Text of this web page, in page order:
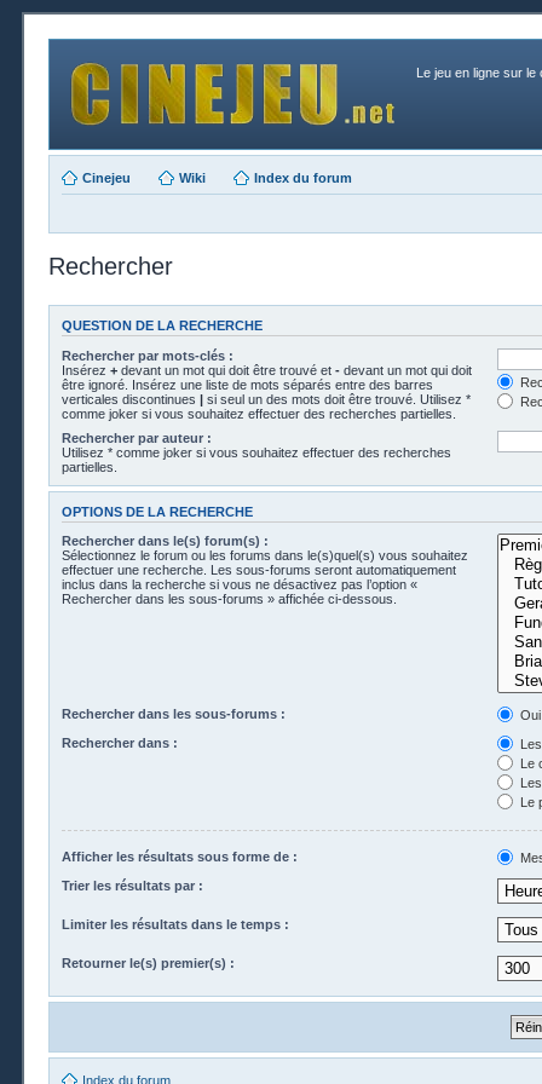
Le jeu en ligne sur le
Cinejeu Wiki Index du forum
Rechercher
QUESTION DE LA RECHERCHE
Rechercher par mots-clés :
Insérez + devant un mot qui doit être trouvé et - devant un mot qui doit
être ignoré. Insérez une liste de mots séparés entre des barres
verticales discontinues | si seul un des mots doit être trouvé. Utilisez *
comme joker si vous souhaitez effectuer des recherches partielles.
Rechercher par auteur :
Utilisez * comme joker si vous souhaitez effectuer des recherches
partielles.
OPTIONS DE LA RECHERCHE
Rechercher dans le(s) forum(s) :
Sélectionnez le forum ou les forums dans le(s)quel(s) vous souhaitez
effectuer une recherche. Les sous-forums seront automatiquement
inclus dans la recherche si vous ne désactivez pas l’option «
Rechercher dans les sous-forums » affichée ci-dessous.
Rechercher dans les sous-forums :
Oui
Rechercher dans :
Le
Le
Afficher les résultats sous forme de :
Trier les résultats par :
Limiter les résultats dans le temps :
Retourner le(s) premier(s) :
Index du forum